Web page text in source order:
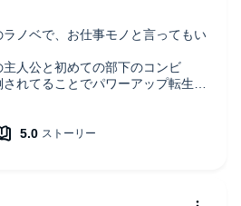
ノベで、お仕事モノと言ってもい
人公と初めての部下のコンビ
れてることでパワーアップ転生す
事モノとしてちゃんと成り立って
感じです、オススメ